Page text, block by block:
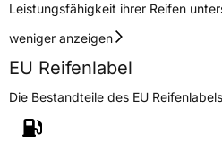
Leistungsfähigkeit ihrer Reifen
weniger anzeigen
EU Reifenlabel
Die Bestandteile des EU